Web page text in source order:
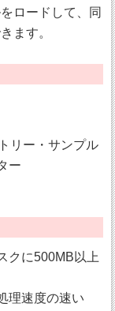
ロードして、同
ます。
リー・サンプル
ー
クに500MB以上
理速度の速い